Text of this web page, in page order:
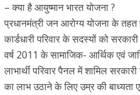
– क्या है आयुष्मान भारत योजना ?
प्रधानमंत्री जन आरोग्य योजना के
कार्डधारी परिवार के सदस्यों को
वर्ष 2011 के सामाजिक- आर्थिक एवं
लाभार्थी परिवार पैनल में शामिल
का लाभ उठाने के लिए उम्र की